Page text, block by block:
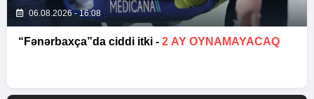
06.08.2026 - 16:08
“Fənərbaxça”da ciddi itki - 2 AY OYNAMAYACAQ